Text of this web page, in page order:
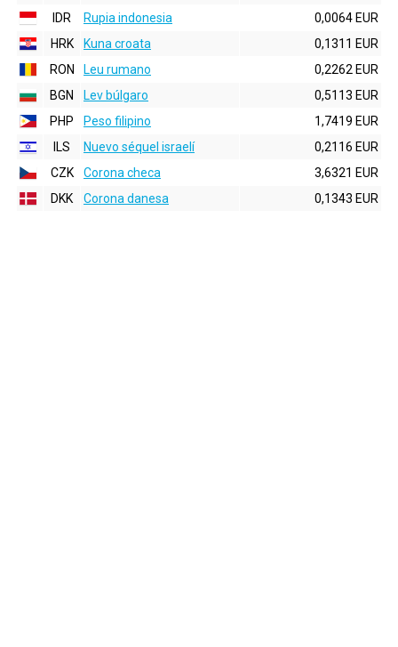
IDR
Rupia indonesia
0,0064 EUR
HRK
Kuna croata
0,1311 EUR
RON
Leu rumano
0,2262 EUR
BGN
Lev búlgaro
0,5113 EUR
PHP
Peso filipino
1,7419 EUR
ILS
Nuevo séquel israelí
0,2116 EUR
CZK
Corona checa
3,6321 EUR
DKK
Corona danesa 0,1343 EUR